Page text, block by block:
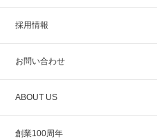
採用情報
お問い合わせ
ABOUT US
創業100周年